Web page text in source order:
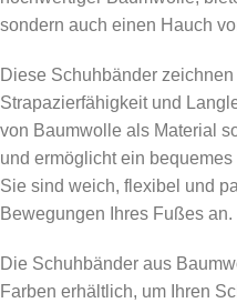
sondern auch einen Hauch
Diese Schuhbänder
Strapazierfähigkeit und
von Baumwolle als Material
und ermöglicht ein
Sie sind weich, flexibel und
Bewegungen Ihres Fußes an.
Die Schuhbänder aus
Farben erhältlich, um Ihren